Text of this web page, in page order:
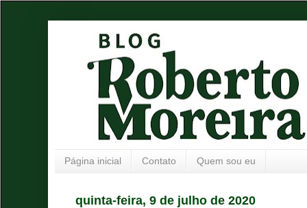
Página inicial Contato Quem sou eu
quinta-feira, 9 de julho de 2020